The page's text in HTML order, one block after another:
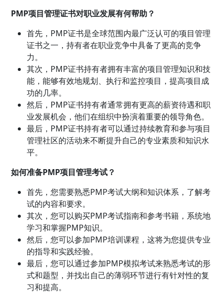
PMP项目管理证书对职业发展有何帮助？
首先，PMP证书是全球范围内最广泛认可的项目管理
证书之一，持有者在职业竞争中具备了更高的竞争
力。
其次，PMP证书持有者拥有丰富的项目管理知识和技
能，能够有效地规划、执行和监控项目，提高项目成
功的几率。
然后，PMP证书持有者通常拥有更高的薪资待遇和职
业发展机会，他们在组织中扮演着重要的领导角色。
最后，PMP证书持有者可以通过持续教育和参与项目
管理社区的活动来不断提升自己的专业素质和知识水
平。
如何准备PMP项目管理考试？
首先，您需要熟悉PMP考试大纲和知识体系，了解考
试的内容和要求。
其次，您可以购买PMP考试指南和参考书籍，系统地
学习和掌握PMP知识。
然后，您可以参加PMP培训课程，这将为您提供专业
的指导和实践经验。
最后，您可以通过参加PMP模拟考试来熟悉考试的形
式和题型，并找出自己的薄弱环节进行有针对性的复
习和提高。